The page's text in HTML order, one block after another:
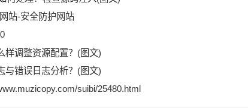
站-安全防护网站
样调整资源配置？(图文)
与错误日志分析？(图文)
suibi/25480.html